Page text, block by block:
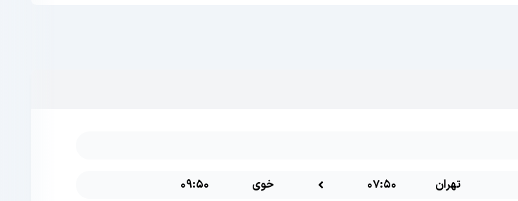
تهران 07:50 خوی 09:50